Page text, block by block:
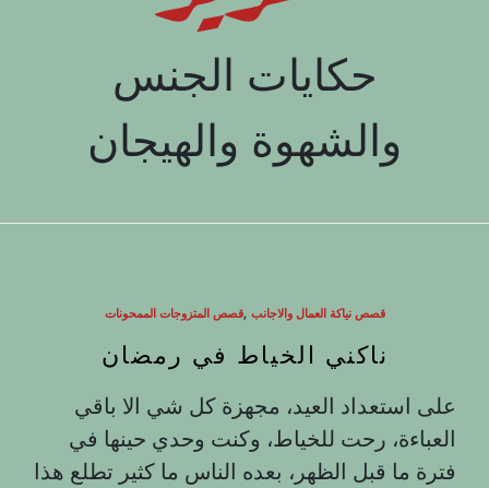
حكايات الجنس
والشهوة والهيجان
قصص المتزوجات الممحونات, قصص نياكة العمال والاجانب
ناكني الخياط في رمضان
على استعداد العيد، مجهزة كل شي الا باقي
العباءة، رحت للخياط، وكنت وحدي حينها في
فترة ما قبل الظهر، بعده الناس ما كثير تطلع هذا